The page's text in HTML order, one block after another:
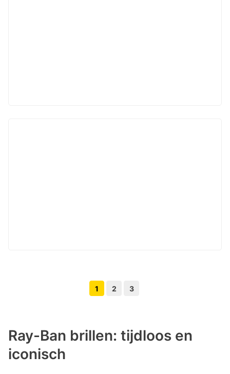
Vorige pagina knop
1 2 3
Ray-Ban brillen: tijdloos en
iconisch